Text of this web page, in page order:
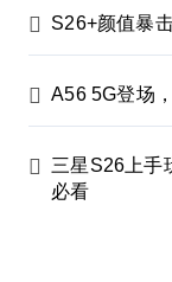
S26+颜值暴
A56 5G登场
三星S26上手
必看